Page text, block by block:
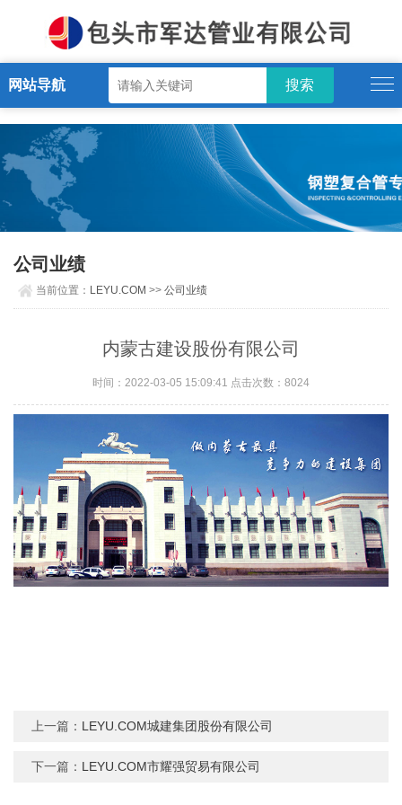
LEYU.COM
网站导航
公司业绩
当前位置： LEYU.COM >>公司业绩
内蒙古建设股份有限公司
时间：2022-03-05 15:09:41 点击次数：8024
上一篇： LEYU.COM城建集团股份有限公司
下一篇： LEYU.COM市耀强贸易有限公司